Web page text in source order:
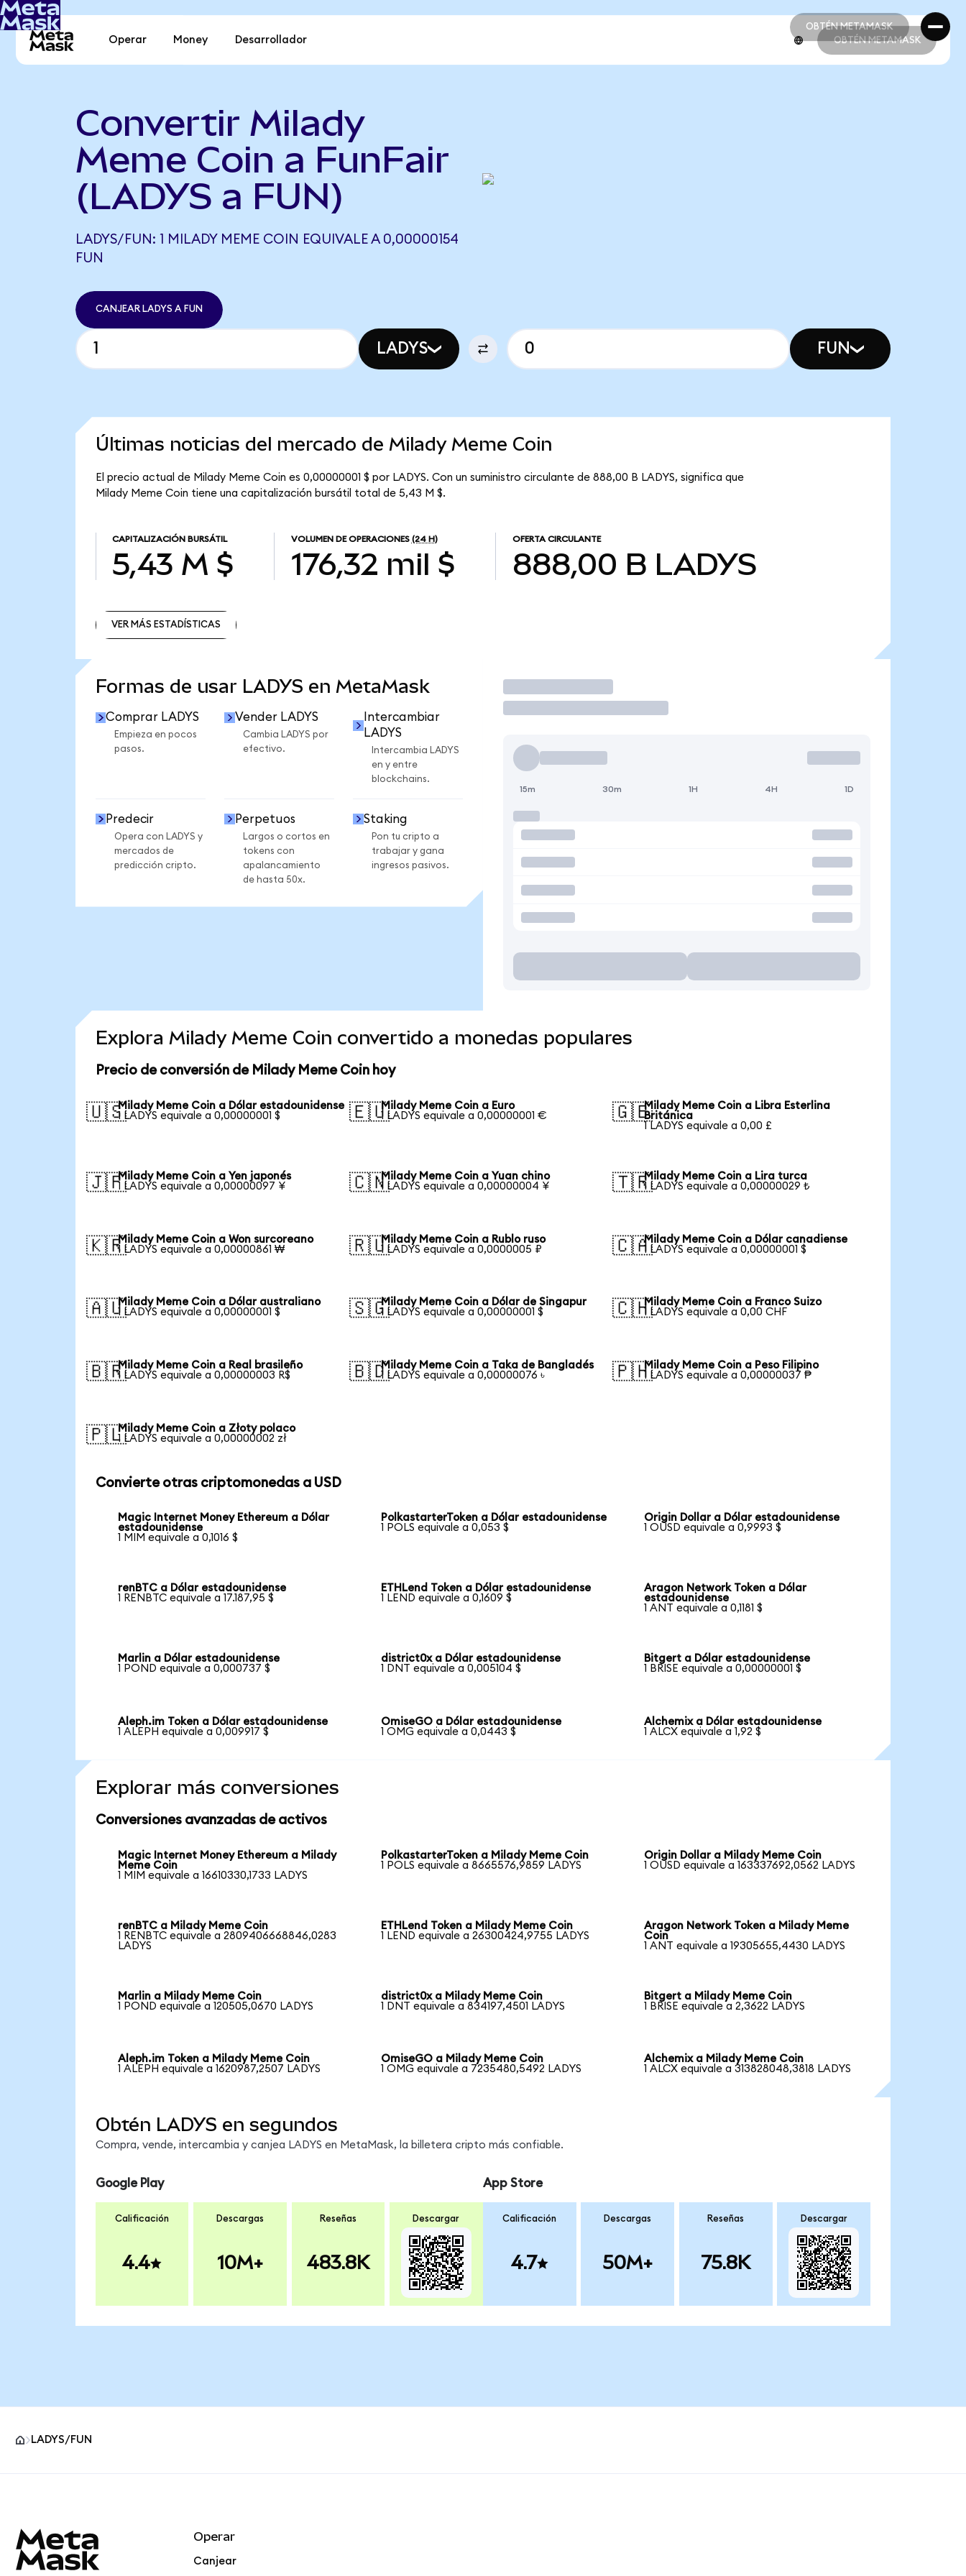
OBTÉN METAMASK
OBTÉN METAMASK
Operar Money Desarrollador OBTÉN METAMASK
Convertir Milady
Meme Coin a FunFair
(LADYS a FUN)
LADYS/FUN: 1 MILADY MEME COIN EQUIVALE A 0,00000154
FUN
CANJEAR LADYS A FUN
LADYS FUN
Últimas noticias del mercado de Milady Meme Coin
El precio actual de Milady Meme Coin es 0,00000001 $ por LADYS. Con un suministro circulante de 888,00 B LADYS, significa que
Milady Meme Coin tiene una capitalización bursátil total de 5,43 M $.
CAPITALIZACIÓN BURSÁTIL
5,43 M $
VOLUMEN DE OPERACIONES (24 H)
176,32 mil $
OFERTA CIRCULANTE
888,00 B LADYS
VER MÁS ESTADÍSTICAS
Formas de usar LADYS en MetaMask
Comprar LADYS
Empieza en pocos
pasos.
Vender LADYS
Cambia LADYS por
efectivo.
Intercambiar
LADYS
Intercambia LADYS
en y entre
blockchains.
Predecir
Opera con LADYS y
mercados de
predicción cripto.
Perpetuos
Largos o cortos en
tokens con
apalancamiento
de hasta 50x.
Staking
Pon tu cripto a
trabajar y gana
ingresos pasivos.
Operar
15m 30m 1H 4H 1D
Explora Milady Meme Coin convertido a monedas populares
Precio de conversión de Milady Meme Coin hoy
🇺🇸Milady Meme Coin a Dólar estadounidense
1 LADYS equivale a 0,00000001 $
🇪🇺Milady Meme Coin a Euro
1 LADYS equivale a 0,00000001 €
🇬🇧Milady Meme Coin a Libra Esterlina
Británica
1 LADYS equivale a 0,00 £
🇯🇵Milady Meme Coin a Yen japonés
1 LADYS equivale a 0,00000097 ¥
🇨🇳Milady Meme Coin a Yuan chino
1 LADYS equivale a 0,00000004 ¥
🇹🇷Milady Meme Coin a Lira turca
1 LADYS equivale a 0,00000029 ₺
🇰🇷Milady Meme Coin a Won surcoreano
1 LADYS equivale a 0,00000861 ₩
🇷🇺Milady Meme Coin a Rublo ruso
1 LADYS equivale a 0,0000005 ₽
🇨🇦Milady Meme Coin a Dólar canadiense
1 LADYS equivale a 0,00000001 $
🇦🇺Milady Meme Coin a Dólar australiano
1 LADYS equivale a 0,00000001 $
🇸🇬Milady Meme Coin a Dólar de Singapur
1 LADYS equivale a 0,00000001 $
🇨🇭Milady Meme Coin a Franco Suizo
1 LADYS equivale a 0,00 CHF
🇧🇷Milady Meme Coin a Real brasileño
1 LADYS equivale a 0,00000003 R$
🇧🇩Milady Meme Coin a Taka de Bangladés
1 LADYS equivale a 0,00000076 ৳
🇵🇭Milady Meme Coin a Peso Filipino
1 LADYS equivale a 0,00000037 ₱
🇵🇱Milady Meme Coin a Złoty polaco
1 LADYS equivale a 0,00000002 zł
Convierte otras criptomonedas a USD
Magic Internet Money Ethereum a Dólar
estadounidense
1 MIM equivale a 0,1016 $
PolkastarterToken a Dólar estadounidense
1 POLS equivale a 0,053 $
Origin Dollar a Dólar estadounidense
1 OUSD equivale a 0,9993 $
renBTC a Dólar estadounidense
1 RENBTC equivale a 17.187,95 $
ETHLend Token a Dólar estadounidense
1 LEND equivale a 0,1609 $
Aragon Network Token a Dólar
estadounidense
1 ANT equivale a 0,1181 $
Marlin a Dólar estadounidense
1 POND equivale a 0,000737 $
district0x a Dólar estadounidense
1 DNT equivale a 0,005104 $
Bitgert a Dólar estadounidense
1 BRISE equivale a 0,00000001 $
Aleph.im Token a Dólar estadounidense
1 ALEPH equivale a 0,009917 $
OmiseGO a Dólar estadounidense
1 OMG equivale a 0,0443 $
Alchemix a Dólar estadounidense
1 ALCX equivale a 1,92 $
Explorar más conversiones
Conversiones avanzadas de activos
Magic Internet Money Ethereum a Milady
Meme Coin
1 MIM equivale a 16610330,1733 LADYS
PolkastarterToken a Milady Meme Coin
1 POLS equivale a 8665576,9859 LADYS
Origin Dollar a Milady Meme Coin
1 OUSD equivale a 163337692,0562 LADYS
renBTC a Milady Meme Coin
1 RENBTC equivale a 2809406668846,0283
LADYS
ETHLend Token a Milady Meme Coin
1 LEND equivale a 26300424,9755 LADYS
Aragon Network Token a Milady Meme
Coin
1 ANT equivale a 19305655,4430 LADYS
Marlin a Milady Meme Coin
1 POND equivale a 120505,0670 LADYS
district0x a Milady Meme Coin
1 DNT equivale a 834197,4501 LADYS
Bitgert a Milady Meme Coin
1 BRISE equivale a 2,3622 LADYS
Aleph.im Token a Milady Meme Coin
1 ALEPH equivale a 1620987,2507 LADYS
OmiseGO a Milady Meme Coin
1 OMG equivale a 7235480,5492 LADYS
Alchemix a Milady Meme Coin
1 ALCX equivale a 313828048,3818 LADYS
Obtén LADYS en segundos
Compra, vende, intercambia y canjea LADYS en MetaMask, la billetera cripto más confiable.
Google Play
Calificación
4.4
Descargas
10M+
Reseñas
483.8K
Descargar
App Store
Calificación
4.7
Descargas
50M+
Reseñas
75.8K
Descargar
LADYS/FUN
Operar
Canjear